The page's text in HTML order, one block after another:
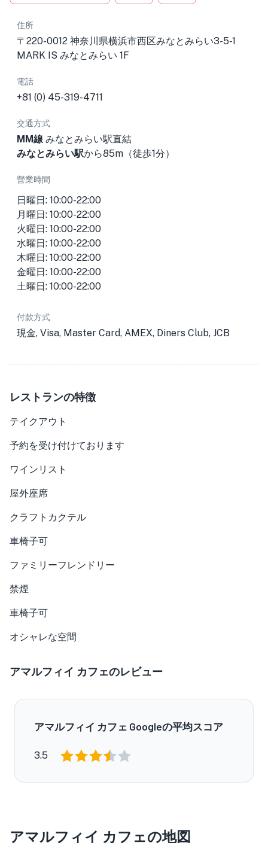
住所
〒220-0012 神奈川県横浜市西区みなとみらい3-5-1
MARK IS みなとみらい 1F
電話
+81 (0) 45-319-4711
交通方式
MM線 みなとみらい駅直結
みなとみらい駅から85m（徒歩1分）
營業時間
日曜日: 10:00-22:00
月曜日: 10:00-22:00
火曜日: 10:00-22:00
水曜日: 10:00-22:00
木曜日: 10:00-22:00
金曜日: 10:00-22:00
土曜日: 10:00-22:00
付款方式
現金, Visa, Master Card, AMEX, Diners Club, JCB
レストランの特徴
テイクアウト
予約を受け付けております
ワインリスト
屋外座席
クラフトカクテル
車椅子可
ファミリーフレンドリー
禁煙
車椅子可
オシャレな空間
アマルフィイ カフェのレビュー
アマルフィイ カフェ Googleの平均スコア
3.5
アマルフィイ カフェの地図